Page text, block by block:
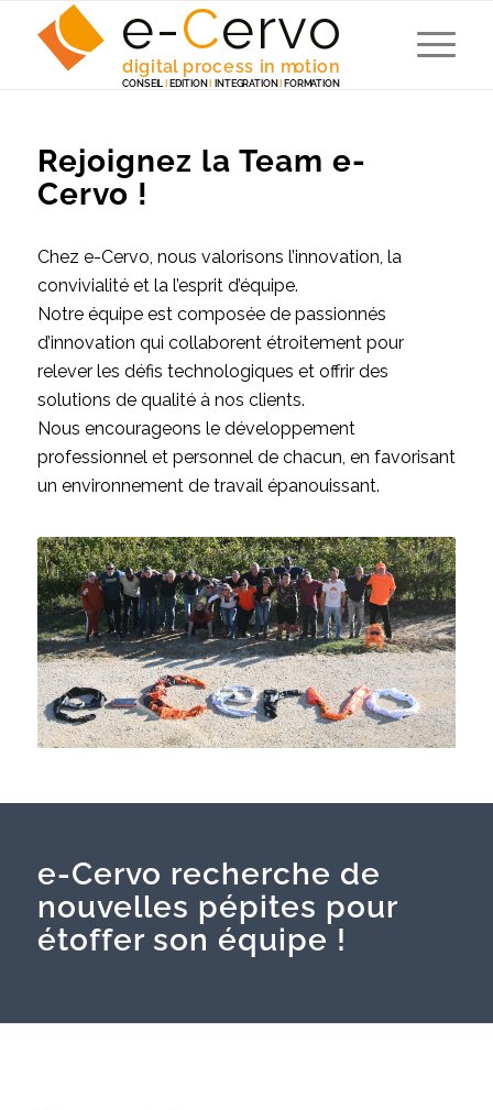
e-Cervo
digital process in motion
CONSEIL EDITION INTEGRATION FORMATION
Rejoignez la Team e-
Cervo !
Chez e-Cervo, nous valorisons l’innovation, la
convivialité et la l’esprit d’équipe.
Notre équipe est composée de passionnés
d’innovation qui collaborent étroitement pour
relever les défis technologiques et offrir des
solutions de qualité à nos clients.
Nous encourageons le développement
professionnel et personnel de chacun, en favorisant
un environnement de travail épanouissant.
e-Cervo recherche de
nouvelles pépites pour
étoffer son équipe !